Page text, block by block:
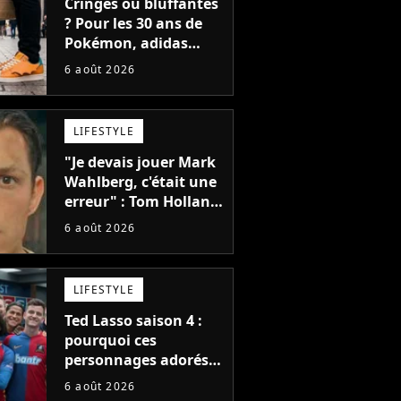
? Pour les 30 ans de
Pokémon, adidas
dévoile une énorme
et je ne sais pas quoi
en penser
6 août 2026
LIFESTYLE
"Je devais jouer Mark
Wahlberg, c'était une
erreur" : Tom Holland,
la star de Spider-Man,
blockbuster
6 août 2026
LIFESTYLE
Ted Lasso saison 4 :
pourquoi ces
personnages adorés
des fans ne sont pas
6 août 2026